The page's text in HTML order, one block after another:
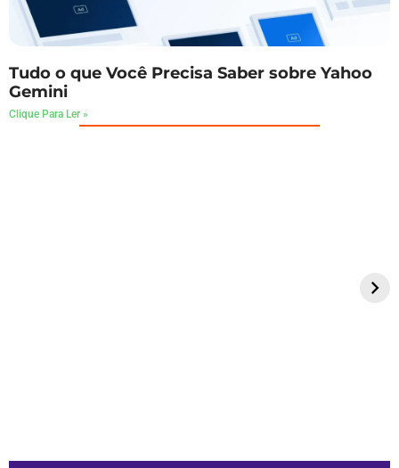
Tudo o que Você Precisa Saber sobre Yahoo
Gemini
Clique Para Ler »